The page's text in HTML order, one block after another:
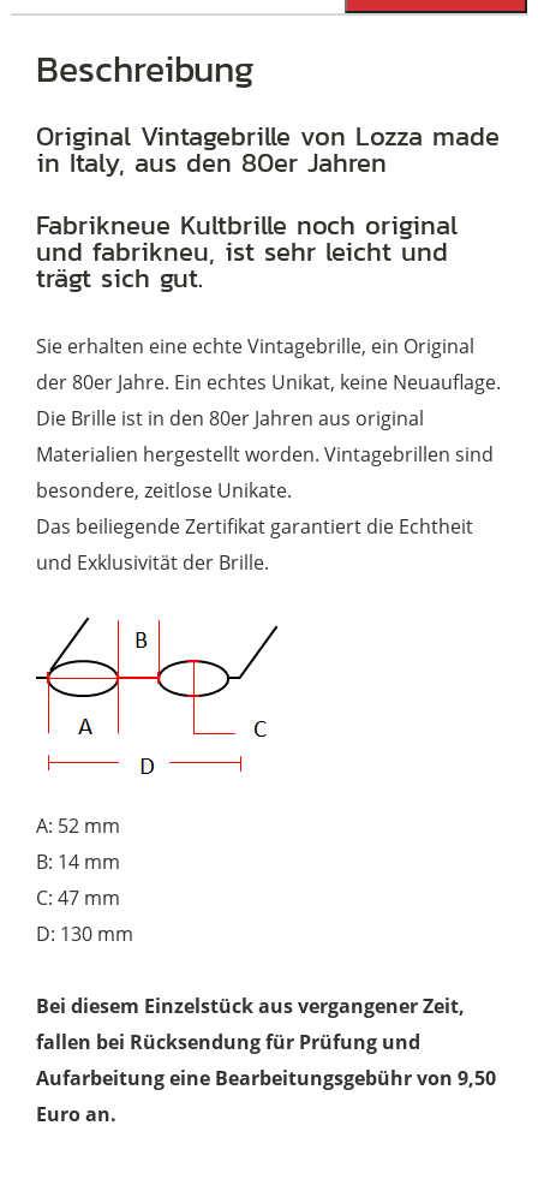
Damenbrille
Lozza
aus
80er
Jahren
Beschreibung
Original Vintagebrille von Lozza made
in Italy, aus den 80er Jahren
Fabrikneue Kultbrille noch original
und fabrikneu, ist sehr leicht und
trägt sich gut.
Sie erhalten eine echte Vintagebrille, ein Original
der 80er Jahre. Ein echtes Unikat, keine Neuauflage.
Die Brille ist in den 80er Jahren aus original
Materialien hergestellt worden. Vintagebrillen sind
besondere, zeitlose Unikate.
Das beiliegende Zertifikat garantiert die Echtheit
und Exklusivität der Brille.
A: 52 mm
B: 14 mm
C: 47 mm
D: 130 mm
Bei diesem Einzelstück aus vergangener Zeit,
fallen bei Rücksendung für Prüfung und
Aufarbeitung eine Bearbeitungsgebühr von 9,50
Euro an.